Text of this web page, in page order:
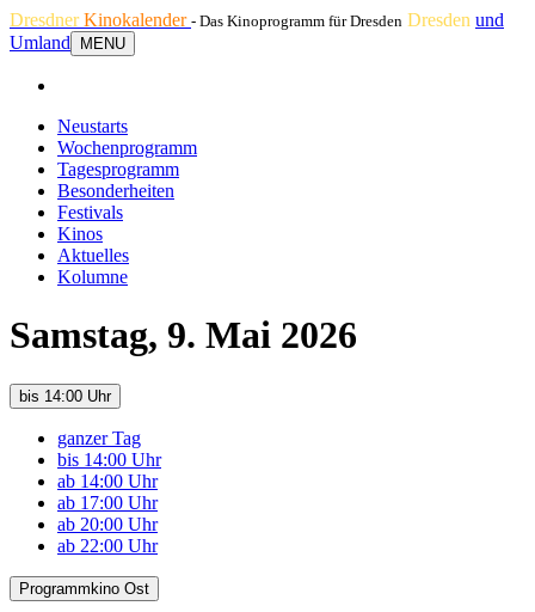
DresdnerKinokalender - Das Kinoprogramm für Dresden Dresden und
Umland
MENU
Neustarts
Wochenprogramm
Tagesprogramm
Besonderheiten
Festivals
Kinos
Aktuelles
Kolumne
Samstag, 9. Mai 2026
bis 14:00 Uhr
ganzer Tag
bis 14:00 Uhr
ab 14:00 Uhr
ab 17:00 Uhr
ab 20:00 Uhr
ab 22:00 Uhr
Programmkino Ost